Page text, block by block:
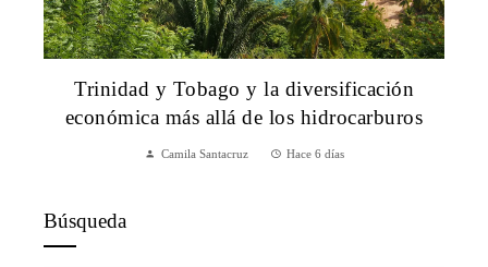
Trinidad y Tobago y la diversificación
económica más allá de los hidrocarburos
Camila Santacruz Hace 6 días
Búsqueda